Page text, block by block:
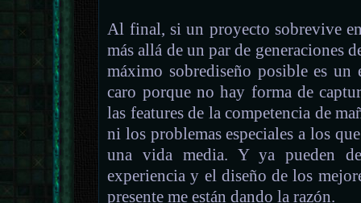
Al final, si un proyecto sobrevive
más allá de un par de generaciones
máximo sobrediseño posible es
caro porque no hay forma de
las features de la competencia de
ni los problemas especiales a los
una vida media. Y ya pueden
experiencia y el diseño de los
presente me están dando la razón.